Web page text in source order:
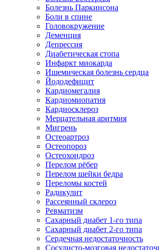
Болезнь Паркинсона
Боли в спине
Головокружение
Деменция
Депрессия
Диабетическая стопа
Инфаркт миокарда
Ишемическая болезнь сердца
Йододефицит
Кардиомегалия
Кардиомиопатия
Кардиосклероз
Мерцательная аритмия
Мигрень
Остеоартроз
Остеопороз
Остеохондроз
Перелом рёбер
Перелом шейки бедра
Переломы костей
Радикулит
Рассеянный склероз
Ревматизм
Сахарный диабет 1-го типа
Сахарный диабет 2-го типа
Сердечная недостаточность
Сосудисто-мозговая